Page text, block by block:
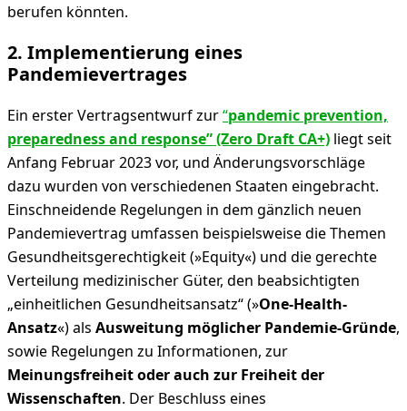
berufen könnten.
2. Implementierung eines
Pandemievertrages
Ein erster Vertragsentwurf zur“pandemic prevention,
preparedness and response” (Zero Draft CA+) liegt seit
Anfang Februar 2023 vor, und Änderungsvorschläge
dazu wurden von verschiedenen Staaten eingebracht.
Einschneidende Regelungen in dem gänzlich neuen
Pandemievertrag umfassen beispielsweise die Themen
Gesundheitsgerechtigkeit (»Equity«) und die gerechte
Verteilung medizinischer Güter, den beabsichtigten
„einheitlichen Gesundheitsansatz“ (»One-Health-
Ansatz«) als Ausweitung möglicher Pandemie-Gründe,
sowie Regelungen zu Informationen, zur
Meinungsfreiheit oder auch zur Freiheit der
Wissenschaften. Der Beschluss eines